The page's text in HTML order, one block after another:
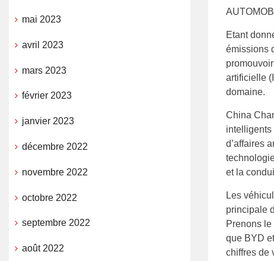
Etant
émissions
artificielle
domaine.
China
intelligents
d’affaires
et la
Les
principale
Prenons
que BYD
chiffres de
mai 2023
avril 2023
mars 2023
février 2023
janvier 2023
décembre 2022
novembre 2022
octobre 2022
septembre 2022
août 2022